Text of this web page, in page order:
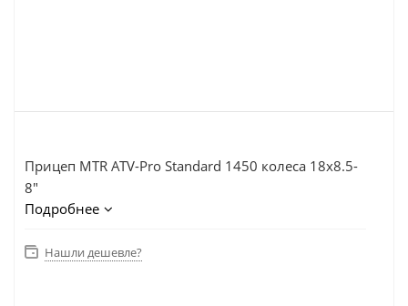
Прицеп MTR ATV-Pro Standard 1450 колеса 18x8.5-
8"
Подробнее
Нашли дешевле?